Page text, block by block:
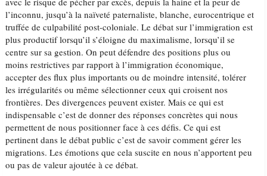
l’inconnu, jusqu’à la naïveté paternaliste, blanche, eurocentrique et
truffée de culpabilité post-coloniale. Le débat sur l’immigration est
plus productif lorsqu’il s’éloigne du maximalisme, lorsqu’il se
centre sur sa gestion. On peut défendre des positions plus ou
moins restrictives par rapport à l’immigration économique,
accepter des flux plus importants ou de moindre intensité, tolérer
les irrégularités ou même sélectionner ceux qui croisent nos
frontières. Des divergences peuvent exister. Mais ce qui est
indispensable c’est de donner des réponses concrètes qui nous
permettent de nous positionner face à ces défis. Ce qui est
pertinent dans le débat public c’est de savoir comment gérer les
migrations. Les émotions que cela suscite en nous n’apportent peu
ou pas de valeur ajoutée à ce débat.